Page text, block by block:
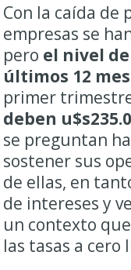
Con la caída de
empresas se
pero el nivel
últimos 12
primer
deben
se preguntan
sostener sus
de ellas, en
de intereses y
un contexto
las tasas a cero